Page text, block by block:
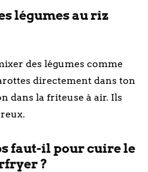
légumes au riz
des légumes comme
directement dans ton
dans la friteuse à air. Ils
faut-il pour cuire le
?